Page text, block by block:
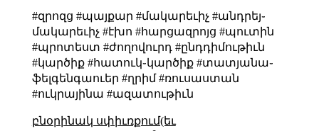
#զրոզց #պայքար #մակարեւիչ #անդրեյ֊
մակարեւիչ #էխո #հարցազրոյց #պուտին
#պրոտեստ #ժողովուրդ #ընդդիմութիւն
#կարծիք #հատուկ֊կարծիք #տատյանա֊
ֆելգենգաուեր #ղրիմ #ռուսաստան
#ուկրայինա #ազատութիւն
բնօրինակ սփիւռքում(եւ